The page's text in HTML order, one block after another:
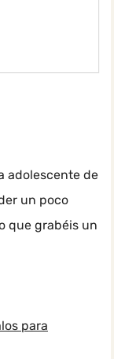
adolescente de
un poco
que grabéis un
para